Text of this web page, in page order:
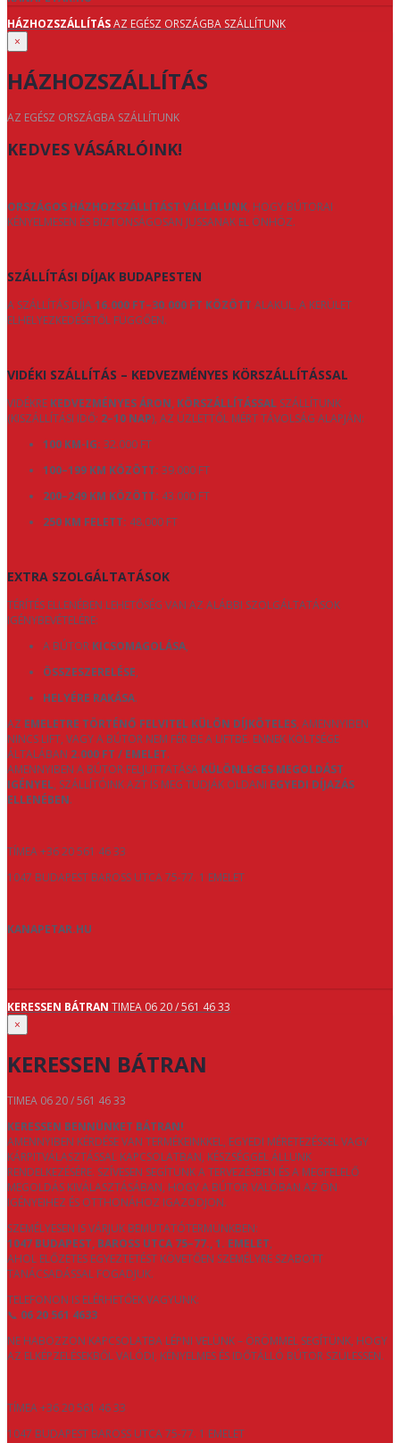
HÁZHOZSZÁLLÍTÁSAZ EGÉSZ ORSZÁGBA SZÁLLÍTUNK
×
HÁZHOZSZÁLLÍTÁS
AZ EGÉSZ ORSZÁGBA SZÁLLÍTUNK
KEDVES VÁSÁRLÓINK!
ORSZÁGOS HÁZHOZSZÁLLÍTÁST VÁLLALUNK, HOGY BÚTORAI
KÉNYELMESEN ÉS BIZTONSÁGOSAN JUSSANAK EL ÖNHÖZ.
SZÁLLÍTÁSI DÍJAK BUDAPESTEN
A SZÁLLÍTÁS DÍJA16.000 FT–30.000 FT KÖZÖTT ALAKUL, A KERÜLET
ELHELYEZKEDÉSÉTŐL FÜGGŐEN.
VIDÉKI SZÁLLÍTÁS – KEDVEZMÉNYES KÖRSZÁLLÍTÁSSAL
VIDÉKRE KEDVEZMÉNYES ÁRON, KÖRSZÁLLÍTÁSSAL SZÁLLÍTUNK
(KISZÁLLÍTÁSI IDŐ: 2–10 NAP), AZ ÜZLETTŐL MÉRT TÁVOLSÁG ALAPJÁN:
100 KM-IG: 32.000 FT
100–199 KM KÖZÖTT: 39.000 FT
200–249 KM KÖZÖTT: 43.000 FT
250 KM FELETT: 48.000 FT
EXTRA SZOLGÁLTATÁSOK
TÉRÍTÉS ELLENÉBEN LEHETŐSÉG VAN AZ ALÁBBI SZOLGÁLTATÁSOK
IGÉNYBEVÉTELÉRE:
A BÚTOR KICSOMAGOLÁSA,
ÖSSZESZERELÉSE,
HELYÉRE RAKÁSA.
AZ EMELETRE TÖRTÉNŐ FELVITEL KÜLÖN DÍJKÖTELES, AMENNYIBEN
NINCS LIFT, VAGY A BÚTOR NEM FÉR BE A LIFTBE. ENNEK KÖLTSÉGE
ÁLTALÁBAN 2.000 FT / EMELET.
AMENNYIBEN A BÚTOR FELJUTTATÁSA KÜLÖNLEGES MEGOLDÁST
IGÉNYEL, SZÁLLÍTÓINK AZT IS MEG TUDJÁK OLDANI EGYEDI DÍJAZÁS
ELLENÉBEN.
TÍMEA +36 20 561 46 33
1047 BUDAPEST BAROSS UTCA 75-77. 1 EMELET
KANAPETAR.HU
KERESSEN BÁTRAN TIMEA 06 20 / 561 46 33
×
KERESSEN BÁTRAN
TIMEA 06 20 / 561 46 33
KERESSEN BENNÜNKET BÁTRAN!
AMENNYIBEN KÉRDÉSE VAN TERMÉKEINKKEL, EGYEDI MÉRETEZÉSSEL VAGY
KÁRPITVÁLASZTÁSSAL KAPCSOLATBAN, KÉSZSÉGGEL ÁLLUNK
RENDELKEZÉSÉRE. SZÍVESEN SEGÍTÜNK A TERVEZÉSBEN ÉS A MEGFELELŐ
MEGOLDÁS KIVÁLASZTÁSÁBAN, HOGY A BÚTOR VALÓBAN AZ ÖN
IGÉNYEIHEZ ÉS OTTHONÁHOZ IGAZODJON.
SZEMÉLYESEN IS VÁRJUK BEMUTATÓTERMÜNKBEN:
1047 BUDAPEST, BAROSS UTCA 75–77., 1. EMELET,
AHOL ELŐZETES EGYEZTETÉST KÖVETŐEN SZEMÉLYRE SZABOTT
TANÁCSADÁSSAL FOGADJUK.
TELEFONON IS ELÉRHETŐEK VAGYUNK:
📞 06 20 561 4633
NE HABOZZON KAPCSOLATBA LÉPNI VELÜNK – ÖRÖMMEL SEGÍTÜNK, HOGY
AZ ELKÉPZELÉSEKBŐL VALÓDI, KÉNYELMES ÉS IDŐTÁLLÓ BÚTOR SZÜLESSEN.
TÍMEA +36 20 561 46 33
1047 BUDAPEST BAROSS UTCA 75-77. 1 EMELET